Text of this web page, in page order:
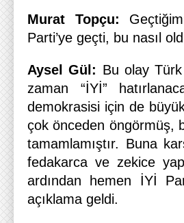
Murat Topçu:
Parti’ye geçti, bu nasıl
Aysel Gül: Bu olay
zaman “İYİ”
demokrasisi için de
çok önceden öngörmüş,
tamamlamıştır. Buna
fedakarca ve zekice
ardından hemen İYİ
açıklama geldi.